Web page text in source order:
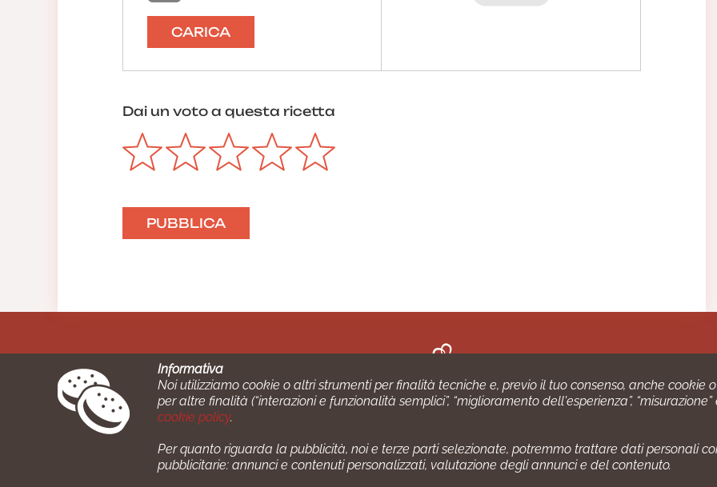
CARICA
Dai un voto a questa ricetta
Azienda certiﬁcata ISO 27001 numero: SNR 73140386/89/I - Azienda certiﬁcata ISO
Gestione consensi e categorie merceologiche marketing
Informativa
Noi utilizziamo cookie o altri strumenti per finalità tecniche e, previo il tuo consenso, anche cookie
per altre finalità (“interazioni e funzionalità semplici”, “miglioramento dell'esperienza”,
cookie policy.
Per quanto riguarda la pubblicità, noi e terze parti selezionate, potremmo trattare dati personali
pubblicitarie: annunci e contenuti personalizzati, valutazione degli annunci e del contenuto.